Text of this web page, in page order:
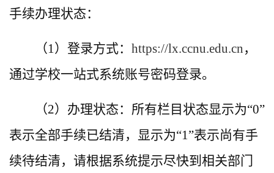
手续办理状态：
（1）登录方式： https://lx.ccnu.edu.cn，
通过学校一站式系统账号密码登录。
（2）办理状态：所有栏目状态显示为“0”
表示全部手续已结清，显示为“1”表示尚有手
续待结清，请根据系统提示尽快到相关部门